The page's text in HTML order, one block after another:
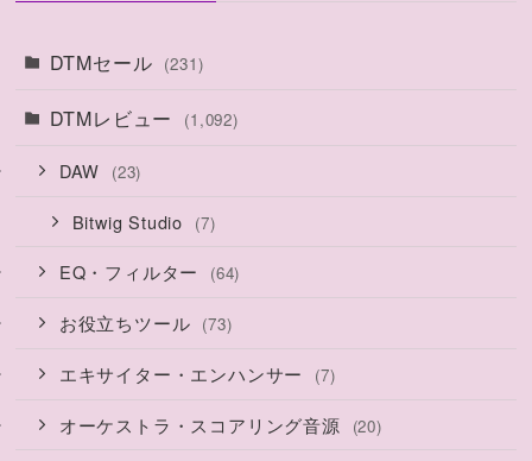
DTMセール (231)
DTMレビュー (1,092)
DAW (23)
Bitwig Studio (7)
EQ・フィルター (64)
お役立ちツール (73)
エキサイター・エンハンサー (7)
オーケストラ・スコアリング音源 (20)